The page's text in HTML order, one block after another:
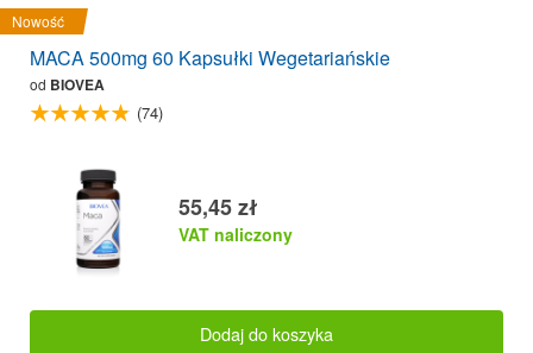
Nowość
MACA 500mg 60 Kapsułki Wegetariańskie
od BIOVEA
(74)
55,45 zł
VAT naliczony
Dodaj do koszyka